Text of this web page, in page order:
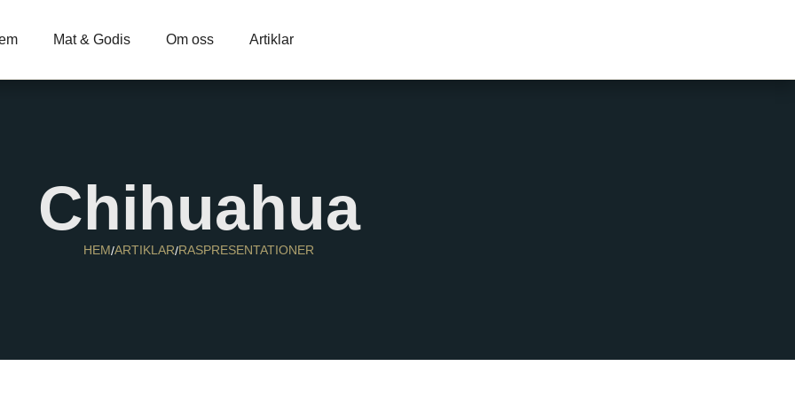
Mat & Godis Om oss Artiklar
Chihuahua
HEM/ARTIKLAR/RASPRESENTATIONER